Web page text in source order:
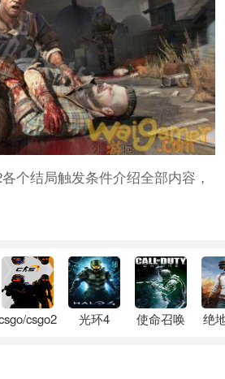
个结局触发条件介绍全部内容，
csgo2 光环4 使命召唤 绝